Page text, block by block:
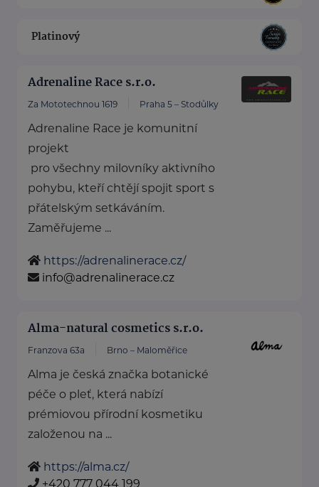
Platinový
Adrenaline Race s.r.o.
Za Mototechnou 1619 Praha 5 – Stodůlky
Adrenaline Race je komunitní
projekt
pro všechny milovníky aktivního
pohybu, kteří chtějí spojit sport s
přátelským setkáváním.
Zaměřujeme ...
https://adrenalinerace.cz/
info@adrenalinerace.cz
Alma-natural cosmetics s.r.o.
Franzova 63a Brno – Maloměřice
Alma je česká značka botanické
péče o pleť, která nabízí
prémiovou přírodní kosmetiku
založenou na ...
https://alma.cz/
+420 777 044 199